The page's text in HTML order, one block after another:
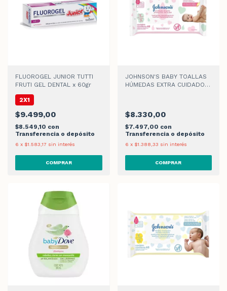
FLUOROGEL JUNIOR TUTTI
FRUTI GEL DENTAL x 60gr
2X1
$9.499,00
$8.549,10 con
Transferencia o depósito
6 x $1.583,17 sin interés
JOHNSON'S BABY TOALLAS
HÚMEDAS EXTRA CUIDADO x
$8.330,00
$7.497,00 con
Transferencia o depósito
6 x $1.388,33 sin interés